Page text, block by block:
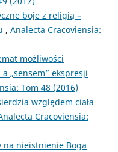
boje z religią –
, Analecta Cracoviensia:
możliwości
„sensem” ekspresji
Tom 48 (2016)
względem ciała
Cracoviensia:
na nieistnienie Boga